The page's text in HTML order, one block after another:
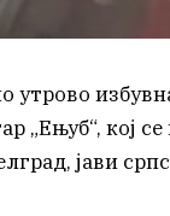
утрово
„Ењуб“, кој се
јави